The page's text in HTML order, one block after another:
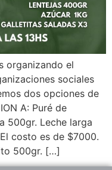
organizando el
sociales
dos opciones de
A: Puré de
500gr. Leche larga
costo es de $7000.
500gr. […]